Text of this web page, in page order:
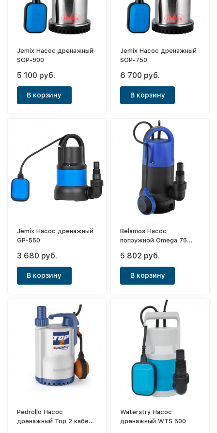
Jemix Насос дренажный
SGP-900
5 100 руб.
В корзину
Jemix Насос дренажный
SGP-750
6 700 руб.
В корзину
Jemix Насос дренажный
GP-550
3 680 руб.
В корзину
Belamos Насос
погружной Omega 75
10м
5 802 руб.
В корзину
Pedrollo Насос
дренажный Top 2 кабель
Waterstry Насос
дренажный WTS 500